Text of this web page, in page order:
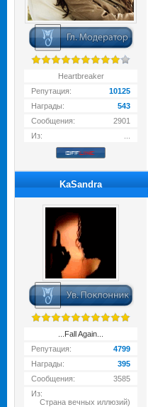
Heartbreaker
Репутация:
10125
Награды:
543
Сообщения:
2901
Из:
KaSandra
...Fall Again...
Репутация:
4799
Награды:
395
Сообщения:
3585
Из:
Страна вечных иллюзий)